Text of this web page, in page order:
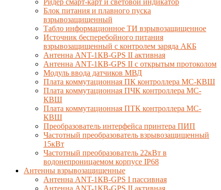
Блок питания и плавного пуска
взрывозащищенный
Табло информационное ТИ взрывозащищенное
Источник бесперебойного питания
взрывозащищенный с контролем заряда АКБ
Антенна ANT-1КВ-GPS II активная
Антенна ANT-1КВ-GPS II с открытым протоколом
Модуль ввода датчиков МВД
Плата коммутационная ПК контроллера МС-КВШ
Плата коммутационная ПЧК контроллера МС-
КВШ
Плата коммутационная ПТК контроллера МС-
КВШ
Преобразователь интерфейса принтера ПИП
Частотный преобразователь взрывозащищенный
15кВт
Частотный преобразователь 22кВт в
водонепроницаемом корпусе IP68
Антенны взрывозащищенные
Антенна ANT-1КВ-GPS I пассивная
Антенна ANT-1КВ-GPS II активная